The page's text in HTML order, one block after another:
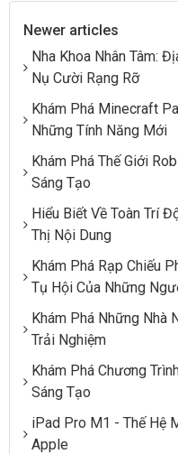
Newer articles
Nha Khoa Nhân Tâm:
Nụ Cười Rạng Rỡ
Khám Phá Minecraft
Những Tính Năng Mới
Khám Phá Thế Giới
Sáng Tạo
Hiểu Biết Về Toàn Trí
Thị Nội Dung
Khám Phá Rạp Chiếu
Tụ Hội Của Những
Khám Phá Những Nhà
Trải Nghiệm
Khám Phá Chương
Sáng Tạo
iPad Pro M1 - Thế Hệ
Apple